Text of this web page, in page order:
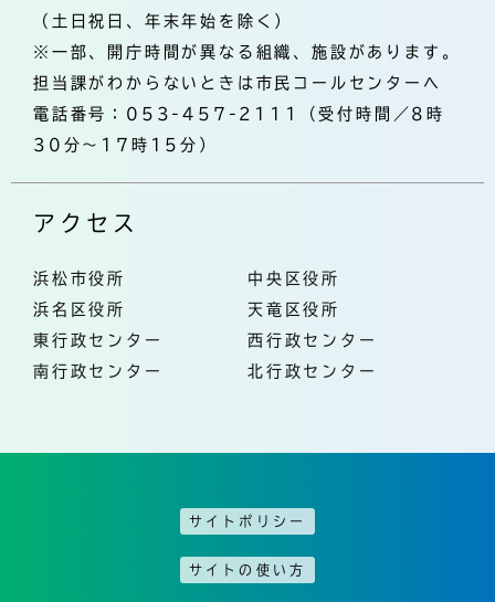
（土日祝日、年末年始を除く）
※一部、開庁時間が異なる組織、施設があります。
担当課がわからないときは市民コールセンターへ
電話番号：053-457-2111（受付時間／8時
30分～17時15分）
アクセス
浜松市役所
中央区役所
浜名区役所
天竜区役所
東行政センター
西行政センター
南行政センター
北行政センター
サイトポリシー
サイトの使い方